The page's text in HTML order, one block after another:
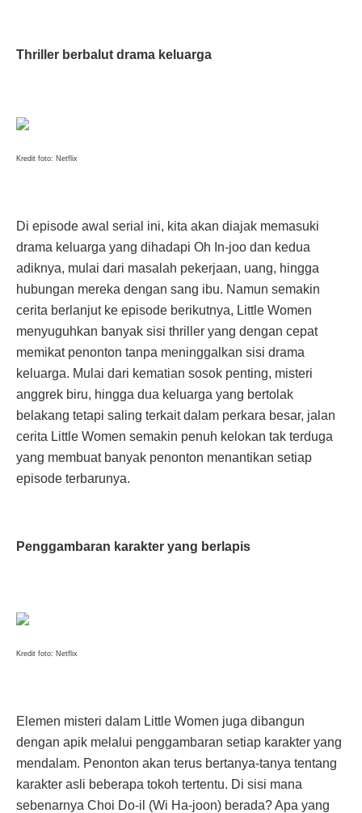
Thriller berbalut drama keluarga
Kredit foto: Netflix
Di episode awal serial ini, kita akan diajak memasuki
drama keluarga yang dihadapi Oh In-joo dan kedua
adiknya, mulai dari masalah pekerjaan, uang, hingga
hubungan mereka dengan sang ibu. Namun semakin
cerita berlanjut ke episode berikutnya, Little Women
menyuguhkan banyak sisi thriller yang dengan cepat
memikat penonton tanpa meninggalkan sisi drama
keluarga. Mulai dari kematian sosok penting, misteri
anggrek biru, hingga dua keluarga yang bertolak
belakang tetapi saling terkait dalam perkara besar, jalan
cerita Little Women semakin penuh kelokan tak terduga
yang membuat banyak penonton menantikan setiap
episode terbarunya.
Penggambaran karakter yang berlapis
Kredit foto: Netflix
Elemen misteri dalam Little Women juga dibangun
dengan apik melalui penggambaran setiap karakter yang
mendalam. Penonton akan terus bertanya-tanya tentang
karakter asli beberapa tokoh tertentu. Di sisi mana
sebenarnya Choi Do-il (Wi Ha-joon) berada? Apa yang